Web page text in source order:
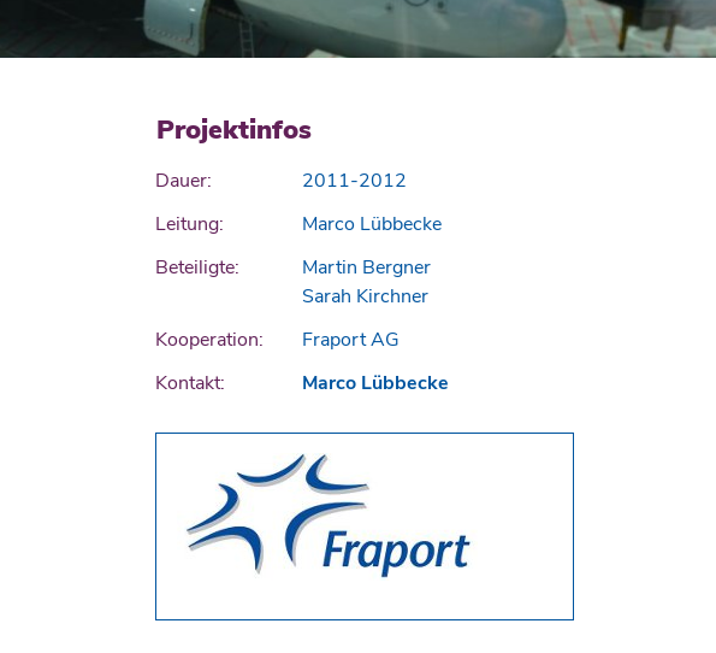
Projektinfos
Dauer:
2011-2012
Leitung:
Marco Lübbecke
Beteiligte:
Martin Bergner
Sarah Kirchner
Kooperation:
Fraport AG
Kontakt:
Marco Lübbecke